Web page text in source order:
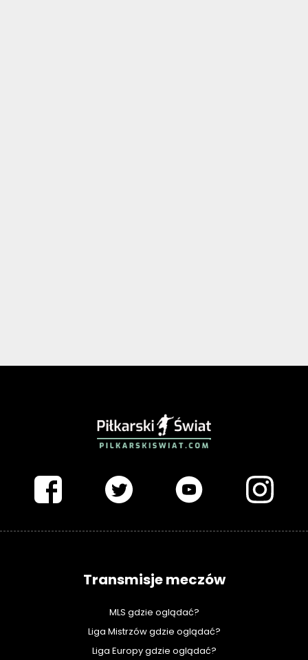
Transmisje meczów
MLS gdzie oglądać?
Liga Mistrzów gdzie oglądać?
Liga Europy gdzie oglądać?